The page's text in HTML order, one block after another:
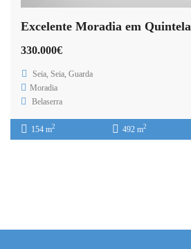
Excelente Moradia em Quintela
330.000€
Seia, Seia, Guarda
Moradia
Belaserra
154 m2 492 m2